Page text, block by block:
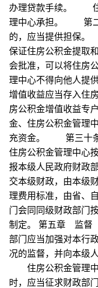
办理贷款手续。 住
理中心承担。 第二
的，应当提供担保
保证住房公积金提取
会批准，可以将住
理中心不得向他人
增值收益应当存入住
房公积金增值收益专
金、住房公积金管理
充资金。 第三十条
住房公积金管理中心
报本级人民政府财政
交本级财政，由本
理费用标准，由省、
门会同同级财政部门
制定。 第五章 监
部门应当加强对本行
况的监督，并向本级
住房公积金管理中
时，应当征求财政